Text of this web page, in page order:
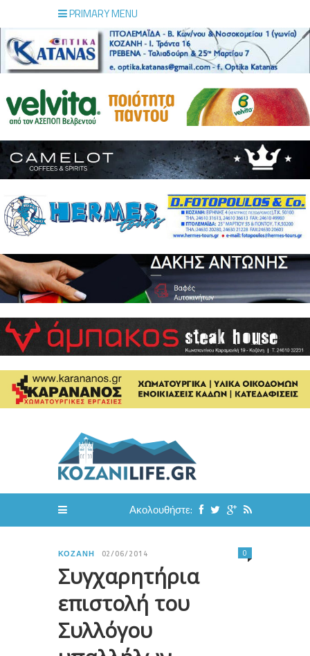
PRIMARY MENU
Ακολουθήστε:
ΚΟΖΆΝΗ 02/06/2014
Συγχαρητήρια
επιστολή του
Συλλόγου
0